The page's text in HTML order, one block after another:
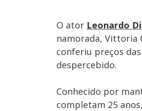
O ator Leonardo
namorada, Vittoria
conferiu preços
despercebido.
Conhecido por
completam 25